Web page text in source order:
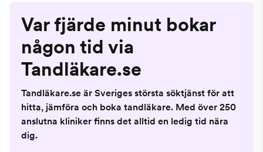
Var fjärde minut bokar
någon tid via
Tandläkare.se
Tandläkare.se är Sveriges största söktjänst för att
hitta, jämföra och boka tandläkare. Med över 250
anslutna kliniker finns det alltid en ledig tid nära
dig.